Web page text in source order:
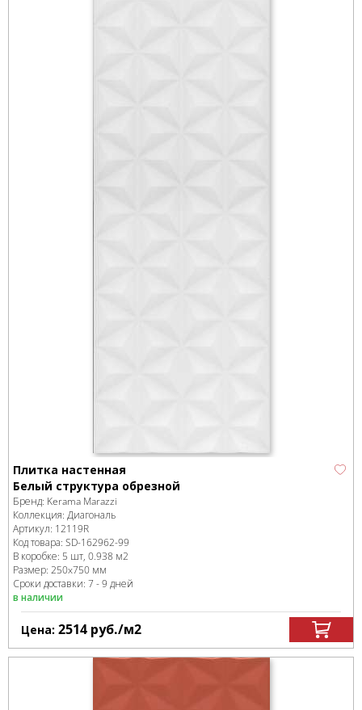
Плитка настенная
Белый структура обрезной
Бренд: Kerama Marazzi
Коллекция: Диагональ
Артикул: 12119R
Код товара: SD-162962-99
В коробке: 5 шт, 0.938 м2
Размер: 250x750 мм
Сроки доставки: 7 - 9 дней
в наличии
Цена: 2514 руб./м2